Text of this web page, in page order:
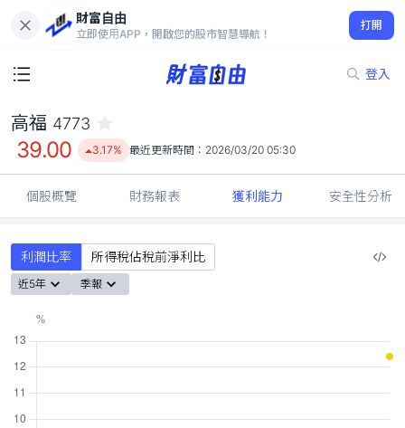
財富自由
立即使用APP，開啟您的股市智慧導航！
打開
登入
39.00
3.17%
高福 4773
39.00 3.17% 最近更新時間： 2026/03/20 05:30
個股概覽 財務報表 獲利能力 安全性分析
利潤比率 所得稅佔稅前淨利比
近5年 季報